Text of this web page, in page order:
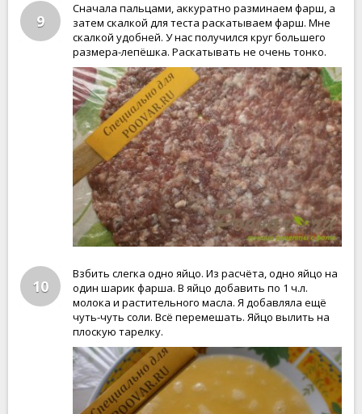
9
Сначала пальцами, аккуратно разминаем фарш, а
затем скалкой для теста раскатываем фарш. Мне
скалкой удобней. У нас получился круг большего
размера-лепёшка. Раскатывать не очень тонко.
10
Взбить слегка одно яйцо. Из расчёта, одно яйцо на
один шарик фарша. В яйцо добавить по 1 ч.л.
молока и растительного масла. Я добавляла ещё
чуть-чуть соли. Всё перемешать. Яйцо вылить на
плоскую тарелку.